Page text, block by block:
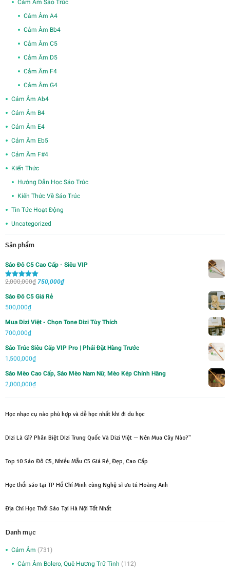
Cảm Âm Sáo Trúc
Cảm Âm A4
Cảm Âm Bb4
Cảm Âm C5
Cảm Âm D5
Cảm Âm F4
Cảm Âm G4
Cảm Âm Ab4
Cảm Âm B4
Cảm Âm E4
Cảm Âm Eb5
Cảm Âm F#4
Kiến Thức
Hướng Dẫn Học Sáo Trúc
Kiến Thức Về Sáo Trúc
Tin Tức Hoạt Động
Uncategorized
Sản phẩm
Sáo Đô C5 Cao Cấp - Siêu VIP
Được xếp
sao
2,000,000₫ Giá
750,000₫Giá
750,000₫.
Sáo Đô C5 Giá Rẻ
500,000₫
Mua Dizi Việt - Chọn Tone Dizi Tùy Thích
700,000₫
Sáo Trúc Siêu Cấp VIP Pro | Phải Đặt Hàng Trước
1,500,000₫
Sáo Mèo Cao Cấp, Sáo Mèo Nam Nữ, Mèo Kép Chính Hãng
2,000,000₫
Học nhạc cụ nào phù hợp và dễ học nhất khi đi du học
Dizi Là Gì? Phân Biệt Dizi Trung Quốc Và Dizi Việt — Nên Mua Cây Nào?"
Top 10 Sáo Đô C5, Nhiều Mẫu C5 Giá Rẻ, Đẹp, Cao Cấp
Học thổi sáo tại TP Hồ Chí Minh cùng Nghệ sĩ ưu tú Hoàng Anh
Địa Chỉ Học Thổi Sáo Tại Hà Nội Tốt Nhất
Danh mục
Cảm Âm (731)
Cảm Âm Bolero, Quê Hương Trữ Tình (112)